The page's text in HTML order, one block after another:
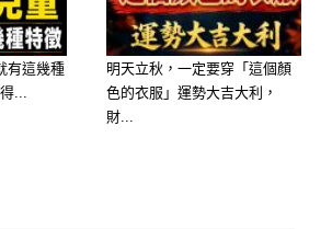
，你很難再走進他的世
有這幾種
...
明天立秋，一定要穿「這個顏
色的衣服」運勢大吉大利，
財...